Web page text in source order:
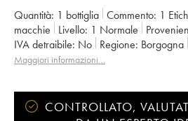
Quantità: 1 bottiglia Commento: 1
macchie
Livello: 1 Normale
IVA detraibile:
no Regione:
Borgogna
Denominazione:
Corton-Charlemagne
Maggiori informazioni…
CONTROLLATO,